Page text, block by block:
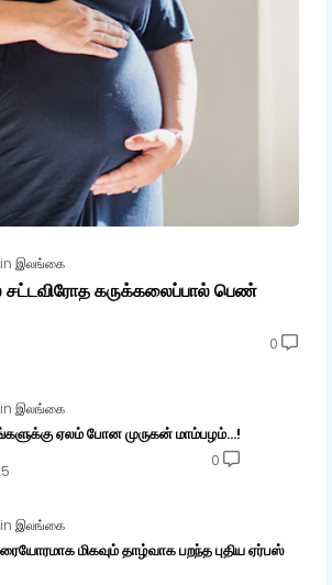
இலங்கை
சட்டவிரோத கருக்கலைப்பால் பெண்
0
இலங்கை
ஏலம் போன முருகன் மாம்பழம்...!
0
இலங்கை
மிகவும் தாழ்வாக பறந்த புதிய ஏர்பஸ்